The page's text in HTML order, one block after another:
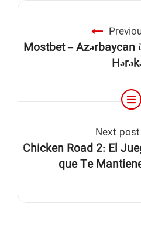
Mostbet – Azərbaycan
Next post
Chicken Road 2: El
que Te